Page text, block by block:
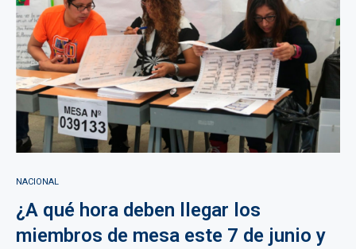
NACIONAL
¿A qué hora deben llegar los
miembros de mesa este 7 de junio y